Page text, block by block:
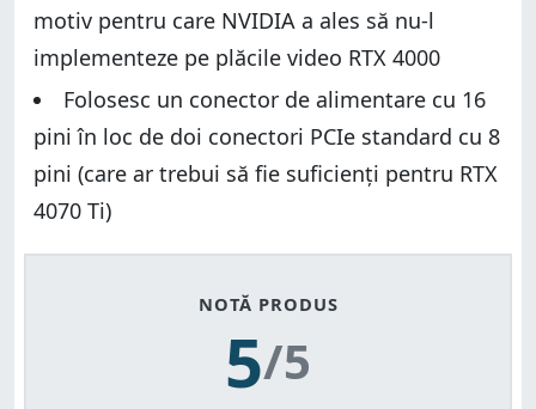
motiv pentru care NVIDIA a ales să nu-l
implementeze pe plăcile video RTX 4000
Folosesc un conector de alimentare cu 16
pini în loc de doi conectori PCIe standard cu 8
pini (care ar trebui să fie suficienți pentru RTX
4070 Ti)
NOTĂ PRODUS
5/5